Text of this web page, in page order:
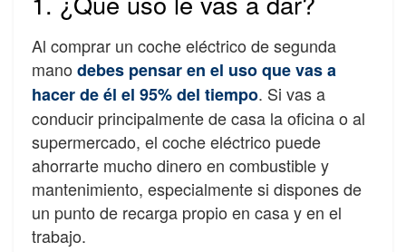
Al comprar un coche eléctrico de segunda
mano debes pensar en el uso que vas a
hacer de él el 95% del tiempo. Si vas a
conducir principalmente de casa la oficina o al
supermercado, el coche eléctrico puede
ahorrarte mucho dinero en combustible y
mantenimiento, especialmente si dispones de
un punto de recarga propio en casa y en el
trabajo.